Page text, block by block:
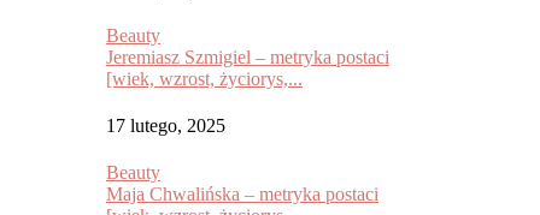
Beauty
Jeremiasz Szmigiel – metryka postaci
[wiek, wzrost, życiorys,...
17 lutego, 2025
Beauty
Maja Chwalińska – metryka postaci